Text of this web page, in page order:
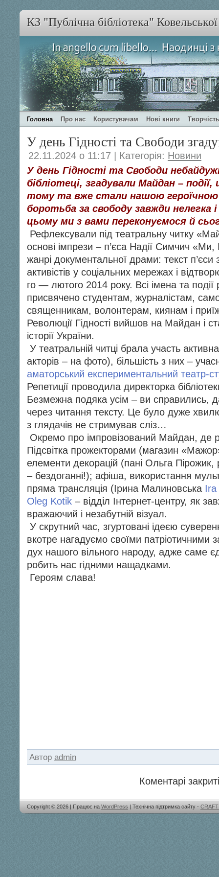
КЗ "Публічна бібліотека"
Головна Про нас Користувачам Нові книги
У день Гідності та Свободи
22.11.2024 о 11:17 | Категорія: Новини
У день Гідності та Свободи
бібліотеці, згадували Майдан – події,
тому та вже стали нашою героїчною
боротьба за свободу завжди нелегка
цьому ми з вами переконуємося й
Рефлексували під театральну читку
основі імпрези – п’єса Надії Симчич
жанрі документальної драми: текст п’єси
активістів у соціальних мережах і
го — лютого 2014 року. Всі імена та події
присвячено студентам, журналістам,
священникам, волонтерам, киянам і
Революції Гідності вийшов на Майдан і
історії України.
У театральній читці брала участь
акторів – на фото), більшість з них –
аматорський експериментальний театр-
Репетиції проводила директорка
Безмежна подяка усім – ви справились,
через читання тексту. Це було дуже
з глядачів не стримував сліз…
Окремо про імпровізований Майдан, де
Підсвітка прожекторами (магазин
елементи декорацій (пані Ольга
– бездоганні!); афіша, використання
пряма трансляція (Ірина Малиновська Ira
Oleg Kotik – відділ Інтернет-центру, як
вражаючий і незабутній візуал.
У скрутний час, згуртовані ідеєю
вкотре нагадуємо своїми патріотичними
дух нашого вільного народу, адже саме
робить нас гідними нащадками.
Героям слава!
Автор admin
Коментарі
Copyright © 2026 | Працює на WordPress | Технічна підтримка сайту -